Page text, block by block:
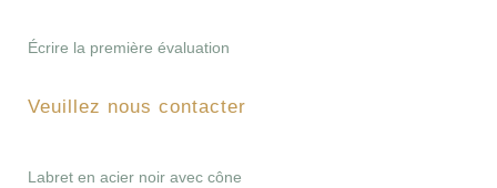
Écrire la première évaluation
Veuillez nous contacter
Labret en acier noir avec cône